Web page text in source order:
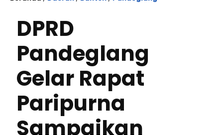
DPRD
Pandeglang
Gelar Rapat
Paripurna
Sampaikan